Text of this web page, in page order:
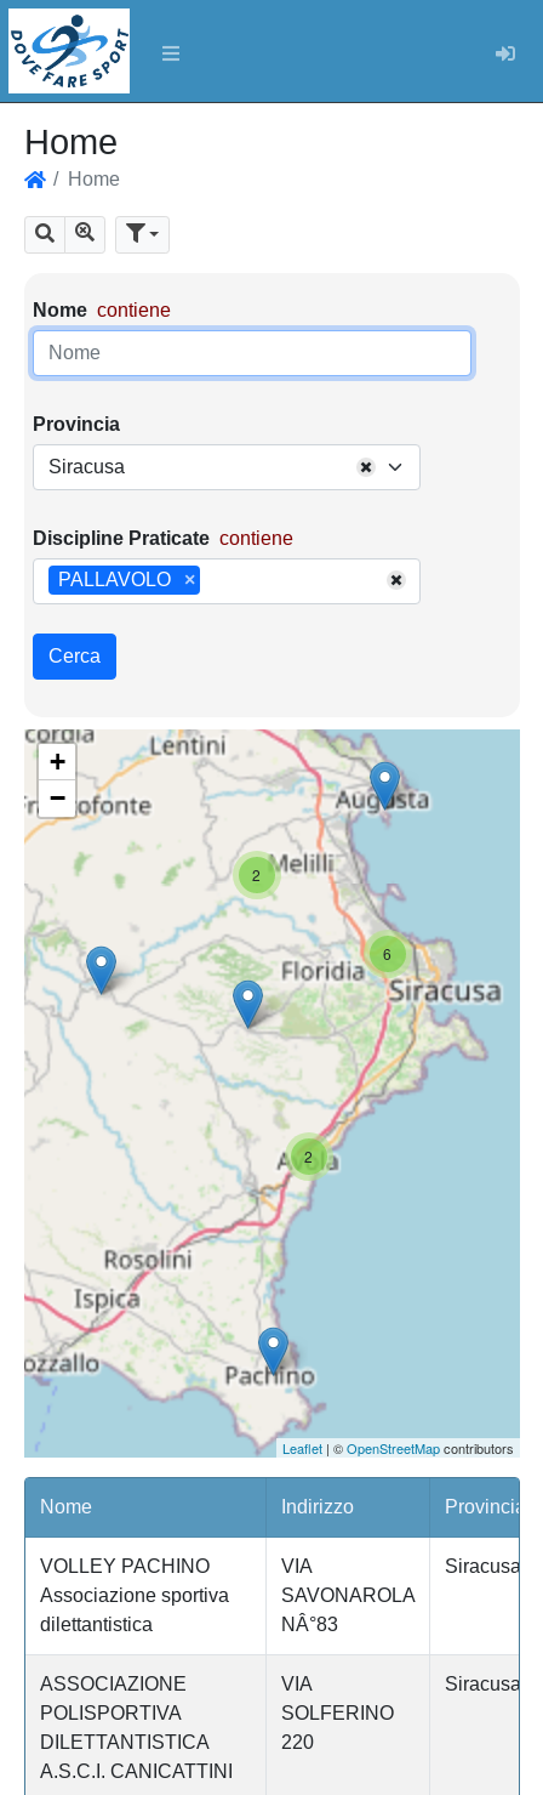
Home
Home
Cerca Mostra tutti i risultati
Parametri di ricerca
Nome contiene
Provincia
Siracusa
Discipline Praticate contiene
×
PALLAVOLO
Cerca
2
2
6
+
−
Leaflet| ©OpenStreetMapcontributors
Nome Indirizzo Provincia
VOLLEY PACHINO
Associazione sportiva
dilettantistica
VIA
SAVONAROLA
NÂ°83
Siracusa
ASSOCIAZIONE
POLISPORTIVA
DILETTANTISTICA
A.S.C.I. CANICATTINI
VIA
SOLFERINO
220
Siracusa